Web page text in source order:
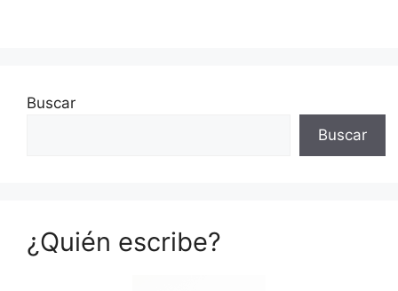
Buscar
Buscar
¿Quién escribe?